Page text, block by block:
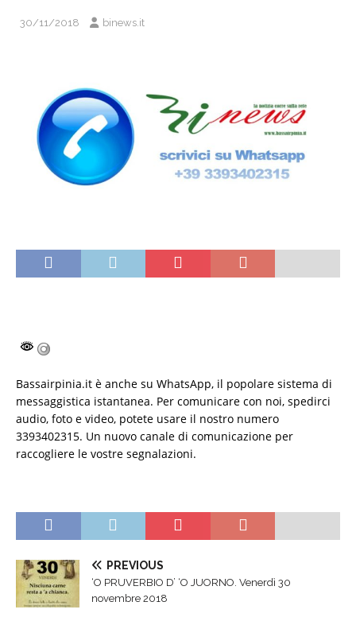
30/11/2018 binews.it
Bassairpinia.it è anche su WhatsApp, il popolare sistema di
messaggistica istantanea. Per comunicare con noi, spedirci
audio, foto e video, potete usare il nostro numero
3393402315. Un nuovo canale di comunicazione per
raccogliere le vostre segnalazioni.
PREVIOUS
‘O PRUVERBIO D’ ‘O JUORNO. Venerdì 30
novembre 2018